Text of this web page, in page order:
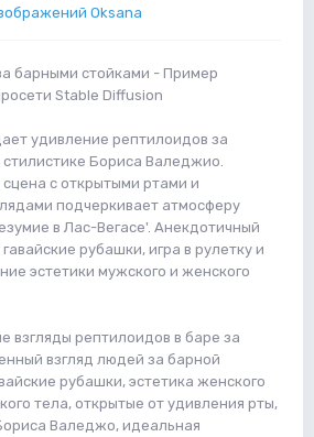
Oksana
барными стойками - Пример
Stable Diffusion
удивление рептилоидов за
Бориса Валеджио.
с открытыми ртами и
подчеркивает атмосферу
в Лас-Вегасе'. Анекдотичный
рубашки, игра в рулетку и
эстетики мужского и женского
взгляды рептилоидов в баре за
взгляд людей за барной
рубашки, эстетика женского
тела, открытые от удивления рты,
Валеджо, идеальная